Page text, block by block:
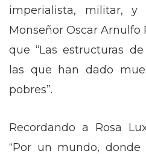
imperialista, militar, y
Monseñor Oscar Arnulfo
que “Las estructuras
las que han dado
pobres”.
Recordando a Rosa
“Por un mundo, donde